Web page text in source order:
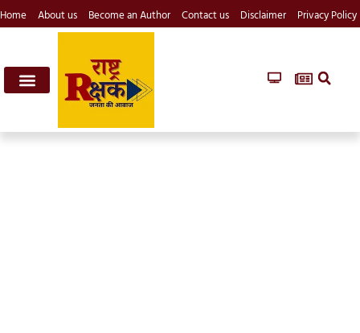
Home About us Become an Author Contact us Disclaimer Privacy Policy